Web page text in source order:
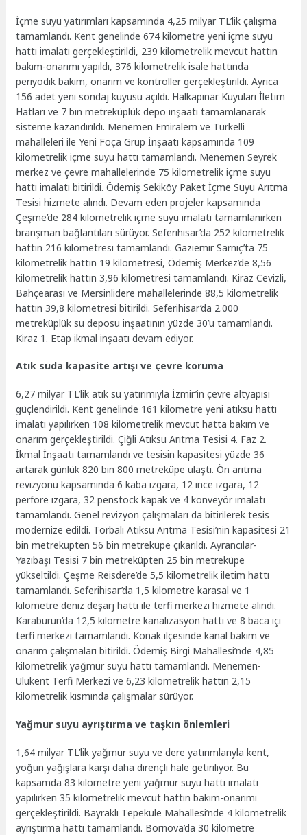
İçme suyu yatırımları kapsamında 4,25 milyar TL’lik çalışma
tamamlandı. Kent genelinde 674 kilometre yeni içme suyu
hattı imalatı gerçekleştirildi, 239 kilometrelik mevcut hattın
bakım-onarımı yapıldı, 376 kilometrelik isale hattında
periyodik bakım, onarım ve kontroller gerçekleştirildi. Ayrıca
156 adet yeni sondaj kuyusu açıldı. Halkapınar Kuyuları İletim
Hatları ve 7 bin metreküplük depo inşaatı tamamlanarak
sisteme kazandırıldı. Menemen Emiralem ve Türkelli
mahalleleri ile Yeni Foça Grup İnşaatı kapsamında 109
kilometrelik içme suyu hattı tamamlandı. Menemen Seyrek
merkez ve çevre mahallelerinde 75 kilometrelik içme suyu
hattı imalatı bitirildi. Ödemiş Sekiköy Paket İçme Suyu Arıtma
Tesisi hizmete alındı. Devam eden projeler kapsamında
Çeşme’de 284 kilometrelik içme suyu imalatı tamamlanırken
branşman bağlantıları sürüyor. Seferihisar’da 252 kilometrelik
hattın 216 kilometresi tamamlandı. Gaziemir Sarnıç’ta 75
kilometrelik hattın 19 kilometresi, Ödemiş Merkez’de 8,56
kilometrelik hattın 3,96 kilometresi tamamlandı. Kiraz Cevizli,
Bahçearası ve Mersinlidere mahallelerinde 88,5 kilometrelik
hattın 39,8 kilometresi bitirildi. Seferihisar’da 2.000
metreküplük su deposu inşaatının yüzde 30’u tamamlandı.
Kiraz 1. Etap ikmal inşaatı devam ediyor.
Atık suda kapasite artışı ve çevre koruma
6,27 milyar TL’lik atık su yatırımıyla İzmir’in çevre altyapısı
güçlendirildi. Kent genelinde 161 kilometre yeni atıksu hattı
imalatı yapılırken 108 kilometrelik mevcut hatta bakım ve
onarım gerçekleştirildi. Çiğli Atıksu Arıtma Tesisi 4. Faz 2.
İkmal İnşaatı tamamlandı ve tesisin kapasitesi yüzde 36
artarak günlük 820 bin 800 metreküpe ulaştı. Ön arıtma
revizyonu kapsamında 6 kaba ızgara, 12 ince ızgara, 12
perfore ızgara, 32 penstock kapak ve 4 konveyör imalatı
tamamlandı. Genel revizyon çalışmaları da bitirilerek tesis
modernize edildi. Torbalı Atıksu Arıtma Tesisi’nin kapasitesi 21
bin metreküpten 56 bin metreküpe çıkarıldı. Ayrancılar-
Yazıbaşı Tesisi 7 bin metreküpten 25 bin metreküpe
yükseltildi. Çeşme Reisdere’de 5,5 kilometrelik iletim hattı
tamamlandı. Seferihisar’da 1,5 kilometre karasal ve 1
kilometre deniz deşarj hattı ile terfi merkezi hizmete alındı.
Karaburun’da 12,5 kilometre kanalizasyon hattı ve 8 baca içi
terfi merkezi tamamlandı. Konak ilçesinde kanal bakım ve
onarım çalışmaları bitirildi. Ödemiş Birgi Mahallesi’nde 4,85
kilometrelik yağmur suyu hattı tamamlandı. Menemen-
Ulukent Terfi Merkezi ve 6,23 kilometrelik hattın 2,15
kilometrelik kısmında çalışmalar sürüyor.
Yağmur suyu ayrıştırma ve taşkın önlemleri
1,64 milyar TL’lik yağmur suyu ve dere yatırımlarıyla kent,
yoğun yağışlara karşı daha dirençli hale getiriliyor. Bu
kapsamda 83 kilometre yeni yağmur suyu hattı imalatı
yapılırken 35 kilometrelik mevcut hattın bakım-onarımı
gerçekleştirildi. Bayraklı Tepekule Mahallesi’nde 4 kilometrelik
ayrıştırma hattı tamamlandı. Bornova’da 30 kilometre